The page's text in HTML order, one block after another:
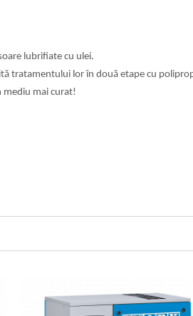
lubrifiate cu ulei.
tratamentului lor în două etape cu
mediu mai curat!